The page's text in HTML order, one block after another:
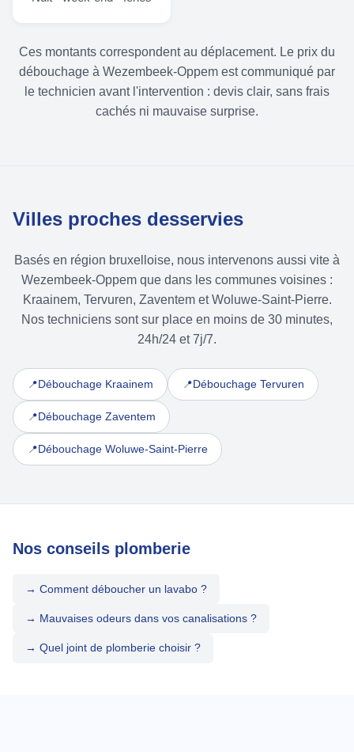
Ces montants correspondent au déplacement. Le prix du
débouchage à Wezembeek-Oppem est communiqué par
le technicien avant l'intervention : devis clair, sans frais
cachés ni mauvaise surprise.
Villes proches desservies
Basés en région bruxelloise, nous intervenons aussi vite à
Wezembeek-Oppem que dans les communes voisines :
Kraainem, Tervuren, Zaventem et Woluwe-Saint-Pierre.
Nos techniciens sont sur place en moins de 30 minutes,
24h/24 et 7j/7.
📍Débouchage Kraainem 📍Débouchage Tervuren
📍Débouchage Zaventem
📍Débouchage Woluwe-Saint-Pierre
Nos conseils plomberie
→ Comment déboucher un lavabo ?
→ Mauvaises odeurs dans vos canalisations ?
→ Quel joint de plomberie choisir ?